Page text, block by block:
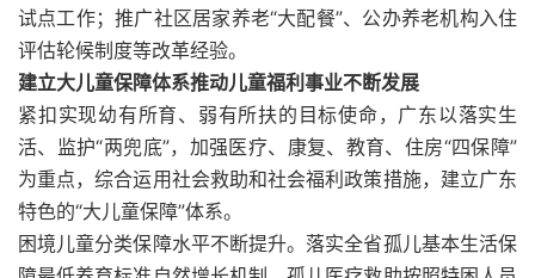
试点工作；推广社区居家养老“大配餐”、公办养老机构入住
评估轮候制度等改革经验。
建立大儿童保障体系推动儿童福利事业不断发展
紧扣实现幼有所育、弱有所扶的目标使命，广东以落实生
活、监护“两兜底”，加强医疗、康复、教育、住房“四保障”
为重点，综合运用社会救助和社会福利政策措施，建立广东
特色的“大儿童保障”体系。
困境儿童分类保障水平不断提升。落实全省孤儿基本生活保